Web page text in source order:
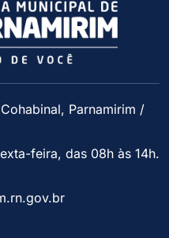
Parnamirim /
feira, das 08h às 14h.